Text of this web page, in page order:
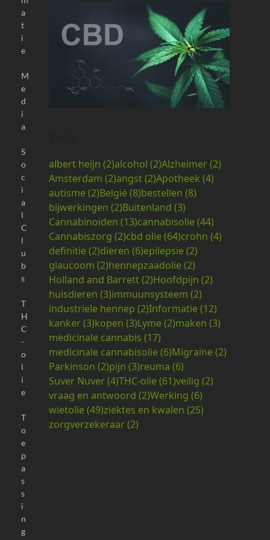
albert heijn (2)alcohol (2)Alzheimer(2)
Amsterdam (2)angst(2)Apotheek (4)
autisme (2)België (8)bestellen (8)
bijwerkingen (2)Buitenland (3)
Cannabinoïden (13)cannabisolie (44)
Cannabiszorg (2)cbd olie (64)crohn (4)
definitie (2)dieren (6)epilepsie (2)
glaucoom (2)hennepzaadolie (2)
Holland and Barrett(2)Hoofdpijn (2)
huisdieren (3)immuunsysteem (2)
industriele hennep (2)Informatie (12)
kanker(3)kopen (3)Lyme (2)maken (3)
medicinale cannabis (17)
medicinale cannabisolie (6)Migraine (2)
Parkinson (2)pijn (3)reuma (6)
Suver Nuver(4)THC-olie (61)veilig (2)
vraag en antwoord (2)Werking (6)
wietolie (49)ziektes en kwalen (25)
zorgverzekeraar(2)
a
t
i
e
M
e
d
i
a
S
o
c
i
a
l
C
l
u
b
s
T
H
C
-
o
l
i
e
T
o
e
p
a
s
s
i
n
g